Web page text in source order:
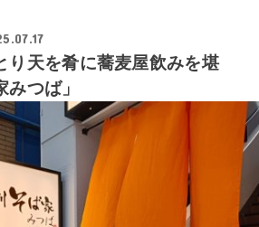
り天を肴に蕎麦屋飲みを堪
つば」